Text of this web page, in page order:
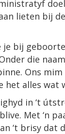
lieten bij
je bij
die
Ons
het alles
in ‘t
Met ‘n
‘t brisy dat